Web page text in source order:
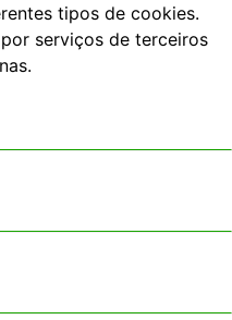
tipos de cookies.
serviços de terceiros